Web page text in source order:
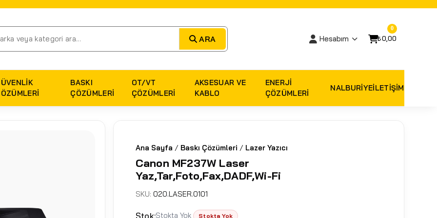
ARA Hesabım
0
₺0,00
BASKI
ÇÖZÜMLERI
OT/VT
ÇÖZÜMLERI
AKSESUAR VE
KABLO
ENERJI
ÇÖZÜMLERI
NALBURIYEİLETİŞİM
Ana Sayfa / Baskı Çözümleri / Lazer Yazıcı
Canon MF237W Laser
Yaz,Tar,Foto,Fax,DADF,Wi-Fi
SKU: 020.LASER.0101
Stok:Stokta Yok Stokta Yok